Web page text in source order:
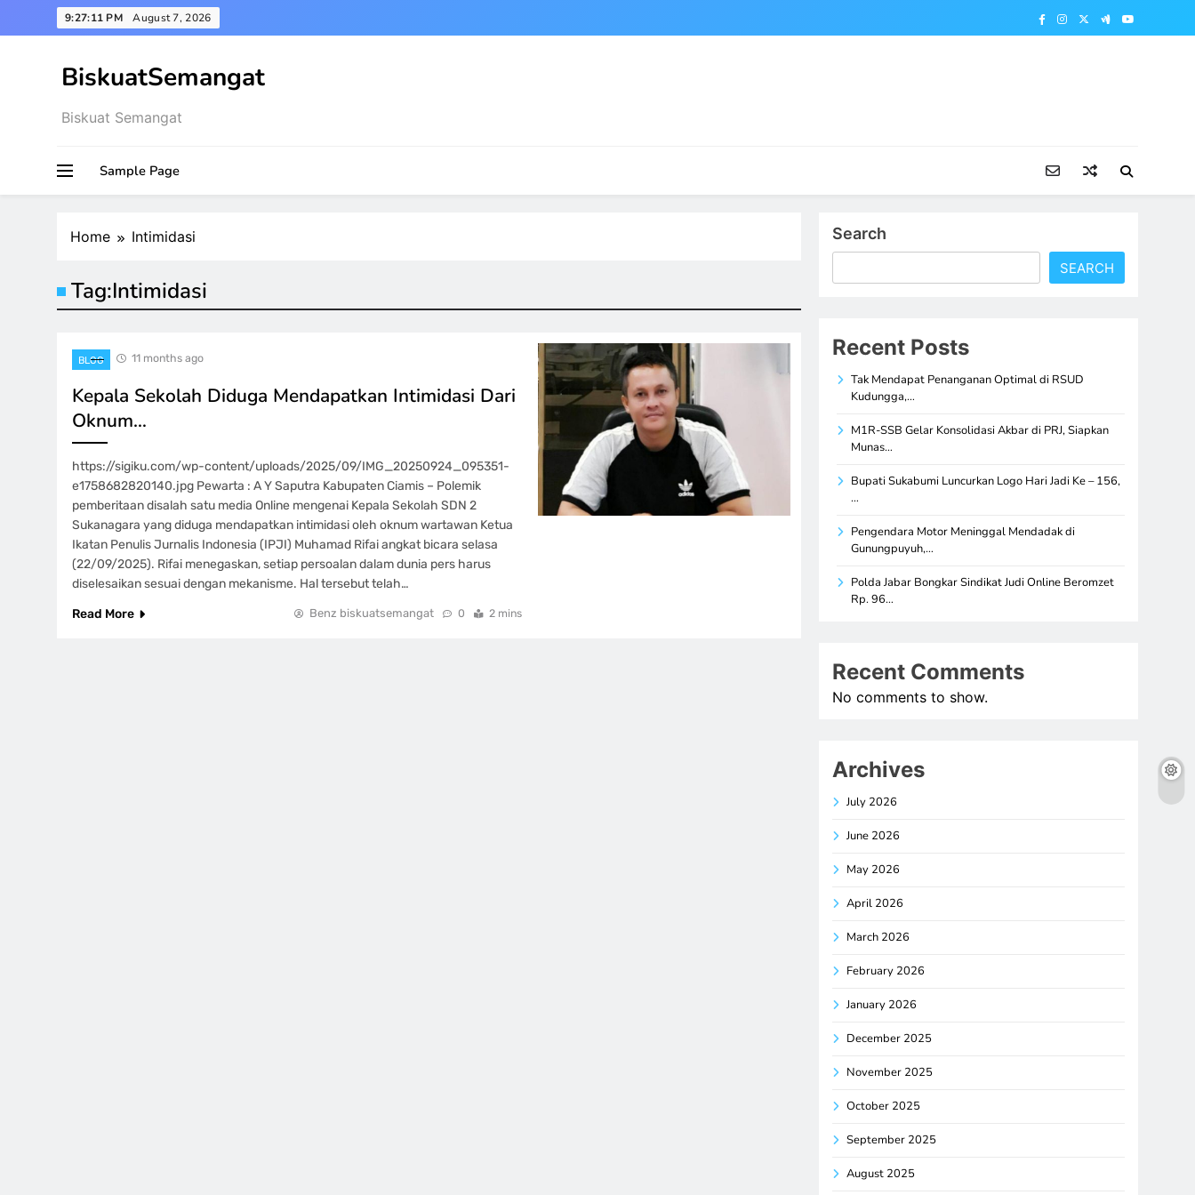
to
9:27:12 PM August 7, 2026
BiskuatSemangat
Biskuat Semangat
Sample Page
Home Intimidasi
Tag:Intimidasi
BLOG 11 months ago
Kepala Sekolah Diduga Mendapatkan Intimidasi Dari
Oknum…
https://sigiku.com/wp-content/uploads/2025/09/IMG_20250924_095351-
e1758682820140.jpg Pewarta : A Y Saputra Kabupaten Ciamis – Polemik
pemberitaan disalah satu media Online mengenai Kepala Sekolah SDN 2
Sukanagara yang diduga mendapatkan intimidasi oleh oknum wartawan Ketua
Ikatan Penulis Jurnalis Indonesia (IPJI) Muhamad Rifai angkat bicara selasa
(22/09/2025). Rifai menegaskan, setiap persoalan dalam dunia pers harus
diselesaikan sesuai dengan mekanisme. Hal tersebut telah…
Read More
Benz biskuatsemangat 0 2 mins
Search
SEARCH
Recent Posts
Tak Mendapat Penanganan Optimal di RSUD
Kudungga,…
M1R-SSB Gelar Konsolidasi Akbar di PRJ, Siapkan
Munas…
Bupati Sukabumi Luncurkan Logo Hari Jadi Ke – 156,
…
Pengendara Motor Meninggal Mendadak di
Gunungpuyuh,…
Polda Jabar Bongkar Sindikat Judi Online Beromzet
Rp. 96…
Recent Comments
No comments to show.
Archives
July 2026
June 2026
May 2026
April 2026
March 2026
February 2026
January 2026
December 2025
November 2025
October 2025
September 2025
August 2025